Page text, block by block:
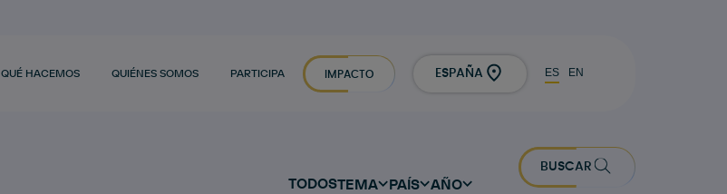
QUÉ HACEMOS QUIÉNES SOMOS PARTICIPA IMPACTO ESPAÑA ES EN
TODOSTEMA PAÍS AÑO
BUSCAR